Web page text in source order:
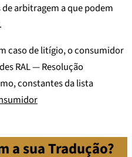
arbitragem a que podem
caso de litígio, o consumidor
RAL — Resolução
constantes da lista
a sua Tradução?